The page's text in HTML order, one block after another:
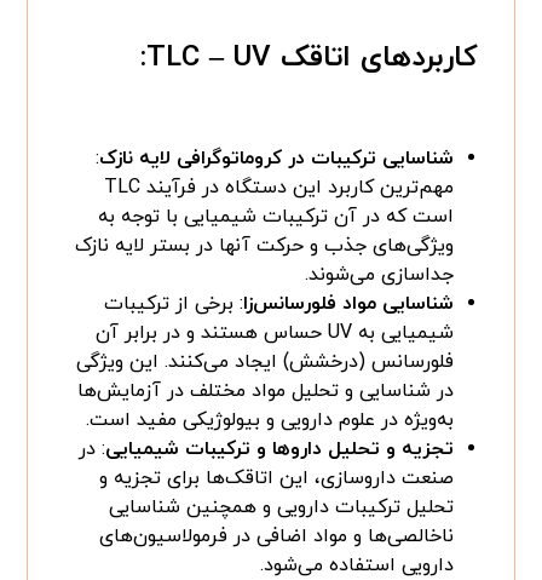
کاربردهای اتاقک TLC – UV:
شناسایی ترکیبات در کروماتوگرافی لایه نازک:
مهم‌ترین کاربرد این دستگاه در فرآیند TLC
است که در آن ترکیبات شیمیایی با توجه به
ویژگی‌های جذب و حرکت آنها در بستر لایه نازک
جداسازی می‌شوند.
شناسایی مواد فلورسانس‌زا: برخی از ترکیبات
شیمیایی به UV حساس هستند و در برابر آن
فلورسانس (درخشش) ایجاد می‌کنند. این ویژگی
در شناسایی و تحلیل مواد مختلف در آزمایش‌ها
به‌ویژه در علوم دارویی و بیولوژیکی مفید است.
تجزیه و تحلیل داروها و ترکیبات شیمیایی: در
صنعت داروسازی، این اتاقک‌ها برای تجزیه و
تحلیل ترکیبات دارویی و همچنین شناسایی
ناخالصی‌ها و مواد اضافی در فرمولاسیون‌های
دارویی استفاده می‌شود.